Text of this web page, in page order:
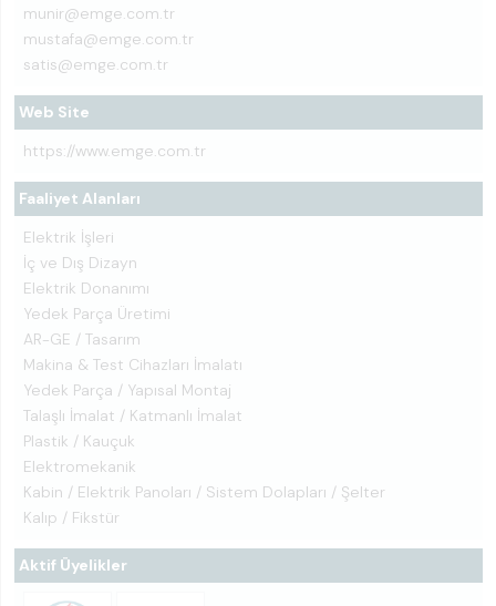
munir@emge.com.tr
mustafa@emge.com.tr
satis@emge.com.tr
Web Site
https://www.emge.com.tr
Faaliyet Alanları
Elektrik İşleri
İç ve Dış Dizayn
Elektrik Donanımı
Yedek Parça Üretimi
AR-GE / Tasarım
Makina & Test Cihazları İmalatı
Yedek Parça / Yapısal Montaj
Talaşlı İmalat / Katmanlı İmalat
Plastik / Kauçuk
Elektromekanik
Kabin / Elektrik Panoları / Sistem Dolapları / Şelter
Kalıp / Fikstür
Aktif Üyelikler